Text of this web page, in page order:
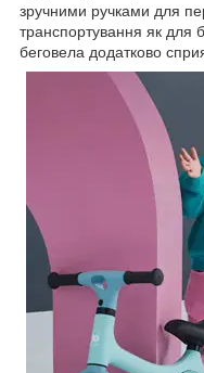
зручними ручками для
транспортування як для
беговела додатково